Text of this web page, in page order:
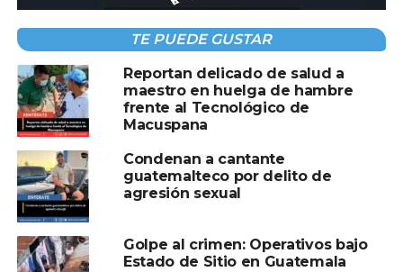
Estados Unidos revisará tus redes sociales
si solicitas visa de estudiante
TE PUEDE GUSTAR
Reportan delicado de salud a
maestro en huelga de hambre
frente al Tecnológico de
Macuspana
Condenan a cantante
guatemalteco por delito de
agresión sexual
Golpe al crimen: Operativos bajo
Estado de Sitio en Guatemala